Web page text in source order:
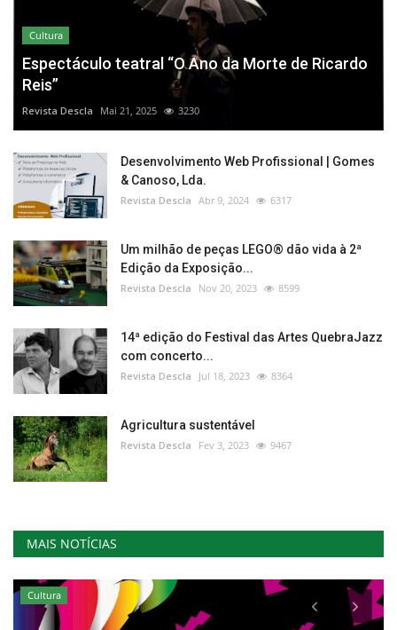
Cultura
Espectáculo teatral “O Ano da Morte de Ricardo
Reis”
Revista Descla Mai 21, 2025 3230
Desenvolvimento Web Profissional | Gomes
& Canoso, Lda.
Revista Descla Abr 9, 2024 6317
Um milhão de peças LEGO® dão vida à 2ª
Edição da Exposição...
Revista Descla Nov 20, 2023 8599
14ª edição do Festival das Artes QuebraJazz
com concerto...
Revista Descla Jul 18, 2023 8364
Agricultura sustentável
Revista Descla Fev 3, 2023 9467
MAIS NOTÍCIAS
Cultura